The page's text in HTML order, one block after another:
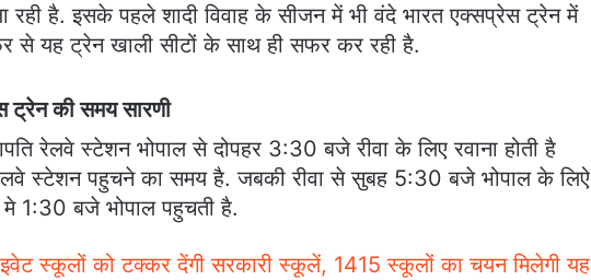
रही है. इसके पहले शादी विवाह के सीजन में भी वंदे भारत एक्सप्रेस ट्रेन में
से यह ट्रेन खाली सीटों के साथ ही सफर कर रही है.
ट्रेन की समय सारणी
रेलवे स्टेशन भोपाल से दोपहर 3:30 बजे रीवा के लिए रवाना होती है
स्टेशन पहुचने का समय है. जबकी रीवा से सुबह 5:30 बजे भोपाल के लिऐ
मे 1:30 बजे भोपाल पहुचती है.
स्कूलों को टक्कर देंगी सरकारी स्कूलें, 1415 स्कूलों का चयन मिलेगी यह